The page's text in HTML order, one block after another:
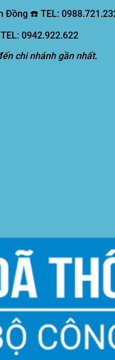
Đồng ☎️ TEL:
0942.922.622
chi nhánh gần nhất.